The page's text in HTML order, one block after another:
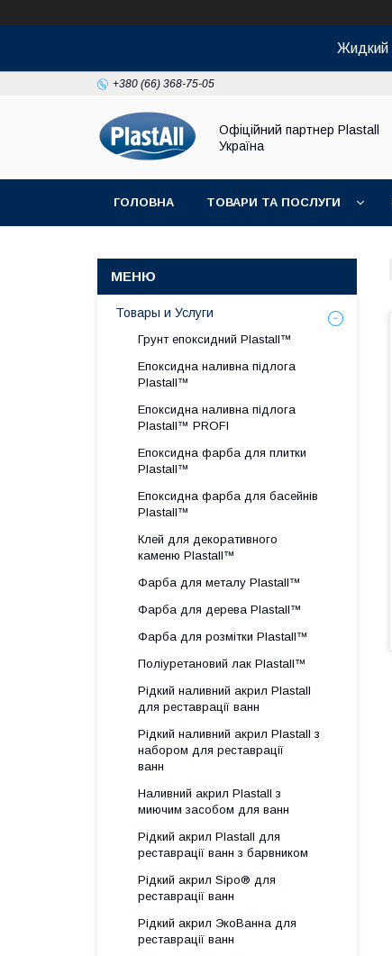
Жидкий
+380 (66) 368-75-05
Офіційний партнер Plastall
Україна
ГОЛОВНА ТОВАРИ ТА ПОСЛУГИ
Товары и Услуги
Грунт епоксидний Plastall™
Епоксидна наливна підлога
Plastall™
Епоксидна наливна підлога
Plastall™ PROFI
Епоксидна фарба для плитки
Plastall™
Епоксидна фарба для басейнів
Plastall™
Клей для декоративного
каменю Plastall™
Фарба для металу Plastall™
Фарба для дерева Plastall™
Фарба для розмітки Plastall™
Поліуретановий лак Plastall™
Рідкий наливний акрил Plastall
для реставрації ванн
Рідкий наливний акрил Plastall з
набором для реставрації
ванн
Наливний акрил Plastall з
миючим засобом для ванн
Рідкий акрил Plastall для
реставрації ванн з барвником
Рідкий акрил Sipo® для
реставрації ванн
Рідкий акрил ЭкоВанна для
реставрації ванн